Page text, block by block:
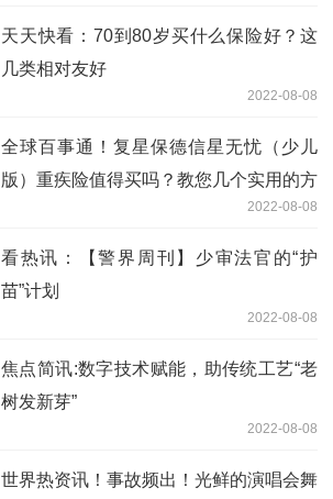
天天快看：70到80岁买什么保险好？这
几类相对友好
2022-08-08
全球百事通！复星保德信星无忧（少儿
版）重疾险值得买吗？教您几个实用的方
2022-08-08
看热讯：【警界周刊】少审法官的“护
苗”计划
2022-08-08
焦点简讯:数字技术赋能，助传统工艺“老
树发新芽”
2022-08-08
世界热资讯！事故频出！光鲜的演唱会舞